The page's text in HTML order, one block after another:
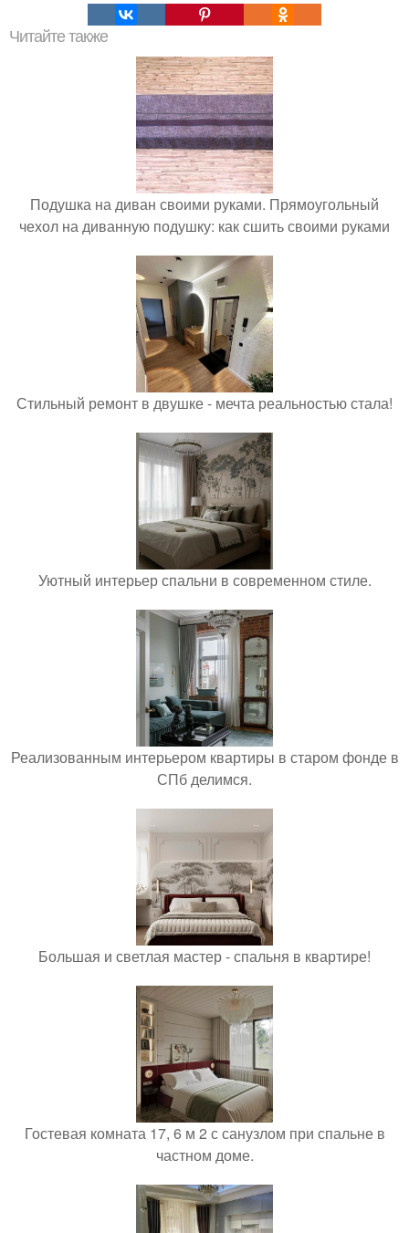
Читайте также
Подушка на диван своими руками. Прямоугольный
чехол на диванную подушку: как сшить своими руками
Стильный ремонт в двушке - мечта реальностью стала!
Уютный интерьер спальни в современном стиле.
Реализованным интерьером квартиры в старом фонде в
СПб делимся.
Большая и светлая мастер - спальня в квартире!
Гостевая комната 17, 6 м 2 с санузлом при спальне в
частном доме.